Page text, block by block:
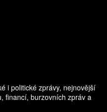
i politické zprávy, nejnovější
financí, burzovních zpráv a